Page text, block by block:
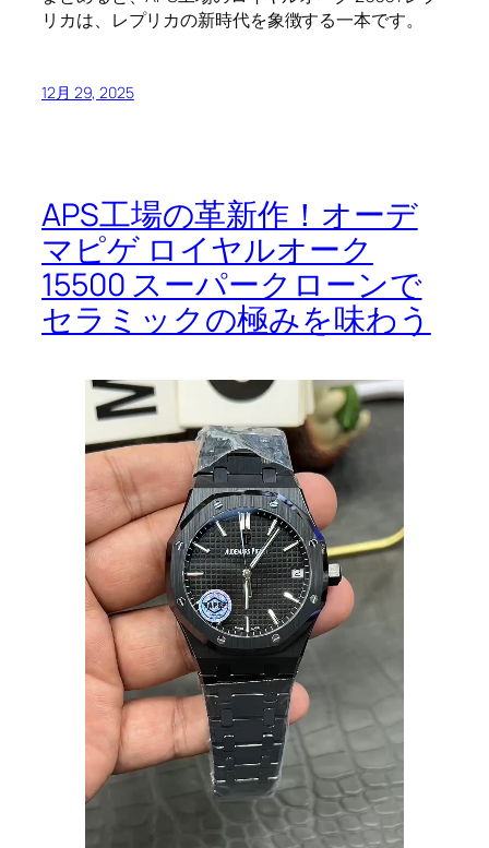
リカは、レプリカの新時代を象徴する一本です。
12月 29, 2025
APS工場の革新作！オーデ
マピゲ ロイヤルオーク
15500 スーパークローンで
セラミックの極みを味わう